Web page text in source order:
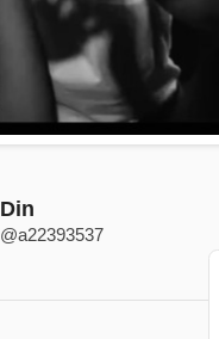
Din
@a22393537